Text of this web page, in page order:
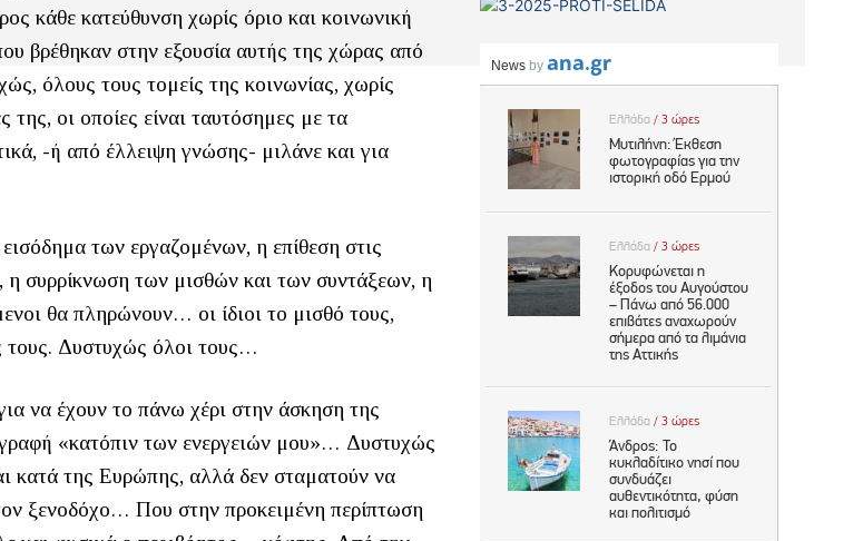
κάθε κατεύθυνση χωρίς όριο και κοινωνική
βρέθηκαν στην εξουσία αυτής της χώρας από
όλους τους τομείς της κοινωνίας, χωρίς
της, οι οποίες είναι ταυτόσημες με τα
-ή από έλλειψη γνώσης- μιλάνε και για
των εργαζομένων, η επίθεση στις
η συρρίκνωση των μισθών και των συντάξεων, η
θα πληρώνουν… οι ίδιοι το μισθό τους,
τους. Δυστυχώς όλοι τους…
να έχουν το πάνω χέρι στην άσκηση της
«κατόπιν των ενεργειών μου»… Δυστυχώς
κατά της Ευρώπης, αλλά δεν σταματούν να
ξενοδόχο… Που στην προκειμένη περίπτωση